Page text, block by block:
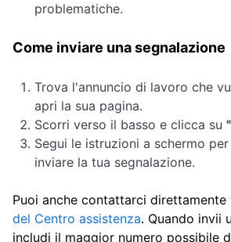
problematiche.
Come inviare una segnalazione
Trova l'annuncio di lavoro che
apri la sua pagina.
Scorri verso il basso e clicca su
Segui le istruzioni a schermo
inviare la tua segnalazione.
Puoi anche contattarci direttamente
del Centro assistenza. Quando invii
includi il maggior numero possibile